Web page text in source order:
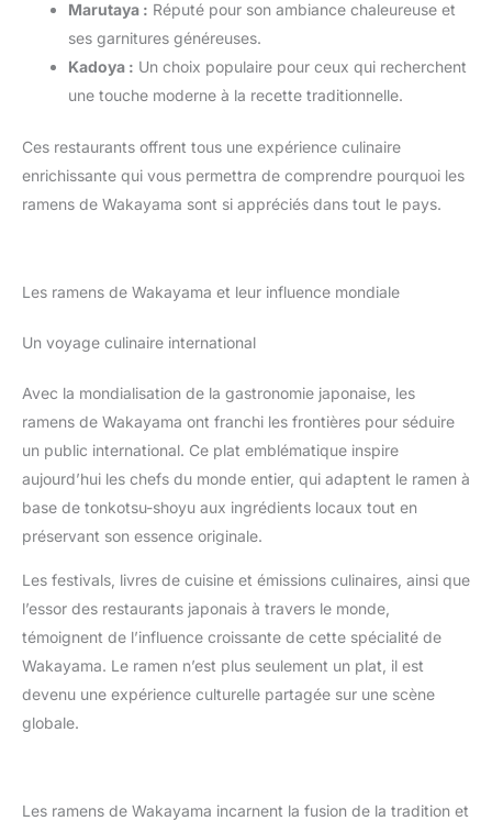
Marutaya : Réputé pour son ambiance chaleureuse et
ses garnitures généreuses.
Kadoya : Un choix populaire pour ceux qui recherchent
une touche moderne à la recette traditionnelle.
Ces restaurants offrent tous une expérience culinaire
enrichissante qui vous permettra de comprendre pourquoi les
ramens de Wakayama sont si appréciés dans tout le pays.
Les ramens de Wakayama et leur influence mondiale
Un voyage culinaire international
Avec la mondialisation de la gastronomie japonaise, les
ramens de Wakayama ont franchi les frontières pour séduire
un public international. Ce plat emblématique inspire
aujourd’hui les chefs du monde entier, qui adaptent le ramen à
base de tonkotsu-shoyu aux ingrédients locaux tout en
préservant son essence originale.
Les festivals, livres de cuisine et émissions culinaires, ainsi que
l’essor des restaurants japonais à travers le monde,
témoignent de l’influence croissante de cette spécialité de
Wakayama. Le ramen n’est plus seulement un plat, il est
devenu une expérience culturelle partagée sur une scène
globale.
Les ramens de Wakayama incarnent la fusion de la tradition et